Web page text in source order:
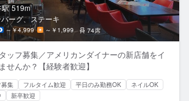
駅 519m
ーグ、ステーキ
～￥4,999 ～￥1,999 74席
ッフ募集／アメリカンダイナーの新店舗をイ
せんか？【経験者歓迎】
集 フルタイム歓迎 平日のみ勤務OK
ネイルOK
新卒歓迎